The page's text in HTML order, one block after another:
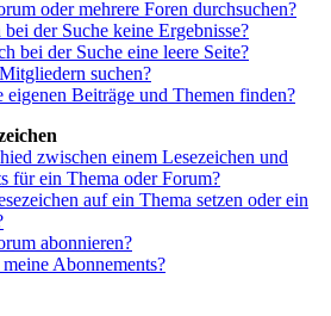
oder mehrere Foren durchsuchen?
der Suche keine Ergebnisse?
bei der Suche eine leere Seite?
suchen?
eigenen Beiträge und Themen finden?
zwischen einem Lesezeichen und
für ein Thema oder Forum?
auf ein Thema setzen oder ein
abonnieren?
Abonnements?